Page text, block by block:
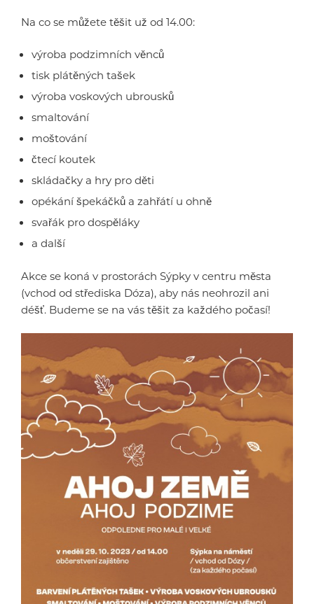
Na co se můžete těšit už od 14.00:
výroba podzimních věnců
tisk plátěných tašek
výroba voskových ubrousků
smaltování
moštování
čtecí koutek
skládačky a hry pro děti
opékání špekáčků a zahřátí u ohně
svařák pro dospěláky
a další
Akce se koná v prostorách Sýpky v centru města
(vchod od střediska Dóza), aby nás neohrozil ani
déšť. Budeme se na vás těšit za každého počasí!